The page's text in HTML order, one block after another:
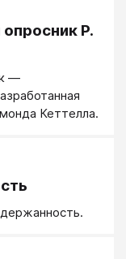
Р.
—
Кеттелла.